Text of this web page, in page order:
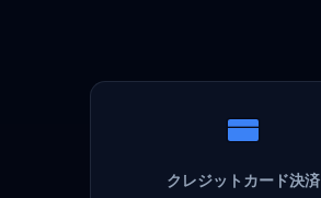
クレジットカード決済